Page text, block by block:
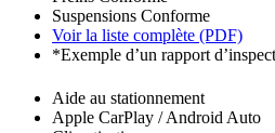
Suspensions Conforme
Voir la liste complète (PDF)
*Exemple d’un rapport
Aide au stationnement
Apple CarPlay / Android Auto